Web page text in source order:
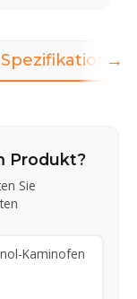
Produkt?
Sie
Kaminofen
→